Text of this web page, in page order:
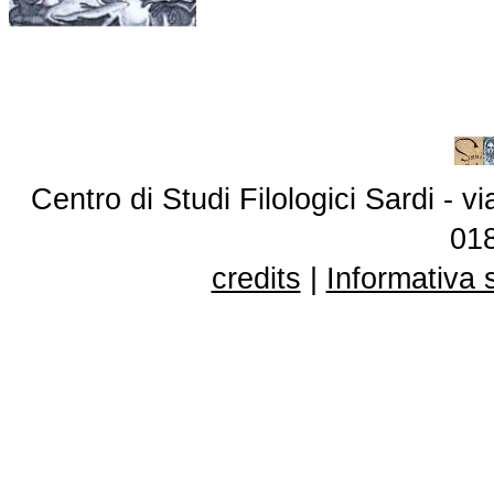
Centro di Studi Filologici Sardi -
credits
Informativa